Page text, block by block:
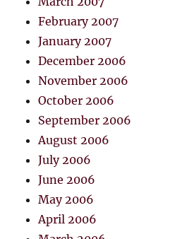
February 2007
January 2007
December 2006
November 2006
October 2006
September 2006
August 2006
July 2006
June 2006
May 2006
April 2006